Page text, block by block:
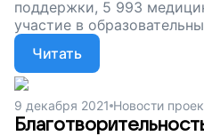
поддержки, 5 993
участие в
Спасибо вам за то, что
приходите на помощь в
продолжаете
справились!
Читать
9 декабря 2021 Новости